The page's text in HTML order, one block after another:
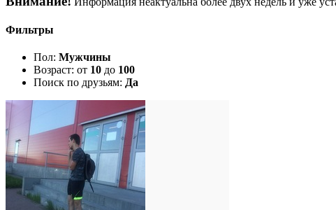
Фильтры
Пол: Мужчины
Возраст: от 10 до 100
Поиск по друзьям: Да